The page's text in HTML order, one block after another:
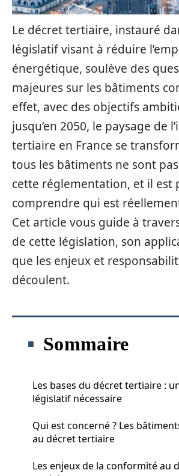
Le décret tertiaire, instauré
législatif visant à réduire
énergétique, soulève des
majeures sur les bâtiments
effet, avec des objectifs
jusqu’en 2050, le paysage de
tertiaire en France se
tous les bâtiments ne sont
cette réglementation, et il est
comprendre qui est
Cet article vous guide à
de cette législation, son
que les enjeux et
découlent.
Sommaire
Les bases du décret tertiaire :
législatif nécessaire
Qui est concerné ? Les
au décret tertiaire
Les enjeux de la conformité au